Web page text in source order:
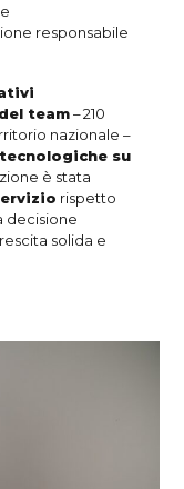
responsabile
team– 210
nazionale –
su
è stata
rispetto
decisione
solida e